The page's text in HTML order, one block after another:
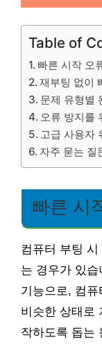
Table of
빠른 시작 오
재부팅 없이
문제 유형별
오류 방지를
고급 사용자
자주 묻는 질
빠른 시
컴퓨터 부팅 시
는 경우가 있
기능으로, 컴
비슷한 상태로
작하도록 돕는